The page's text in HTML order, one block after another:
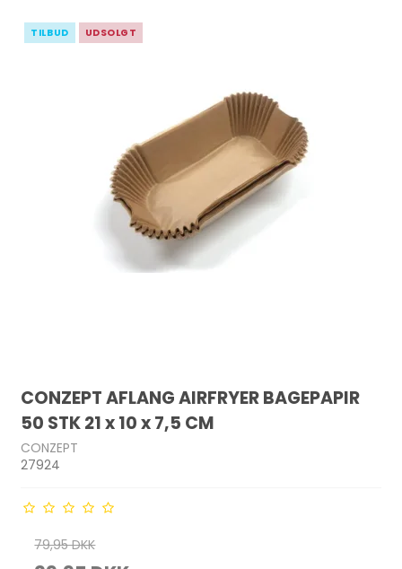
TILBUD UDSOLGT
CONZEPT AFLANG AIRFRYER BAGEPAPIR
50 STK 21 x 10 x 7,5 CM
CONZEPT
27924
79,95 DKK